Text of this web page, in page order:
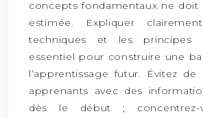
concepts fondamentaux ne doit
estimée. Expliquer
techniques et les principes
essentiel pour construire une
l’apprentissage futur. Évitez de
apprenants avec des
dès le début ; concentrez-